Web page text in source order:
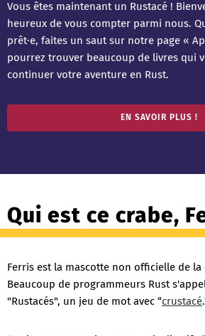
Vous êtes maintenant un Rustacé !
heureux de vous compter parmi nous.
prêt·e, faites un saut sur notre page «
pourrez trouver beaucoup de livres qui
continuer votre aventure en Rust.
EN SAVOIR PLUS !
Qui est ce crabe,
Ferris est la mascotte non officielle de la
Beaucoup de programmeurs Rust
"Rustacés", un jeu de mot avec “crustacé